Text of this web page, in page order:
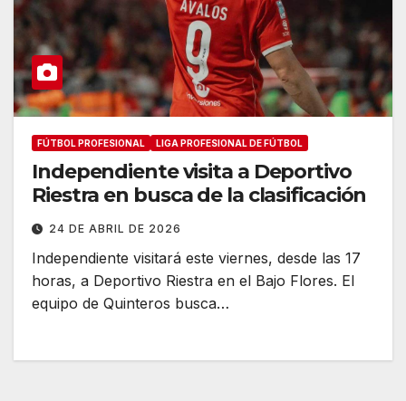
FÚTBOL PROFESIONAL LIGA PROFESIONAL DE FÚTBOL
Independiente visita a Deportivo
Riestra en busca de la clasificación
24 DE ABRIL DE 2026
Independiente visitará este viernes, desde las 17
horas, a Deportivo Riestra en el Bajo Flores. El
equipo de Quinteros busca…